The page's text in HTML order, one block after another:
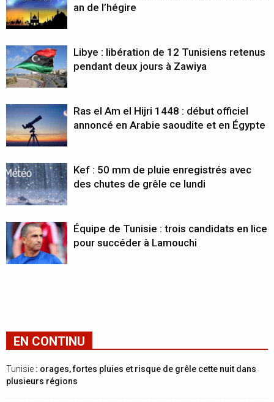
an de l’hégire
Libye : libération de 12 Tunisiens retenus
pendant deux jours à Zawiya
Ras el Am el Hijri 1448 : début officiel
annoncé en Arabie saoudite et en Égypte
Kef : 50 mm de pluie enregistrés avec
des chutes de grêle ce lundi
Équipe de Tunisie : trois candidats en lice
pour succéder à Lamouchi
EN CONTINU
Tunisie : orages, fortes pluies et risque de grêle cette nuit dans
plusieurs régions